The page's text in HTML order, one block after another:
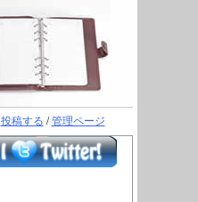
投稿する /管理ページ